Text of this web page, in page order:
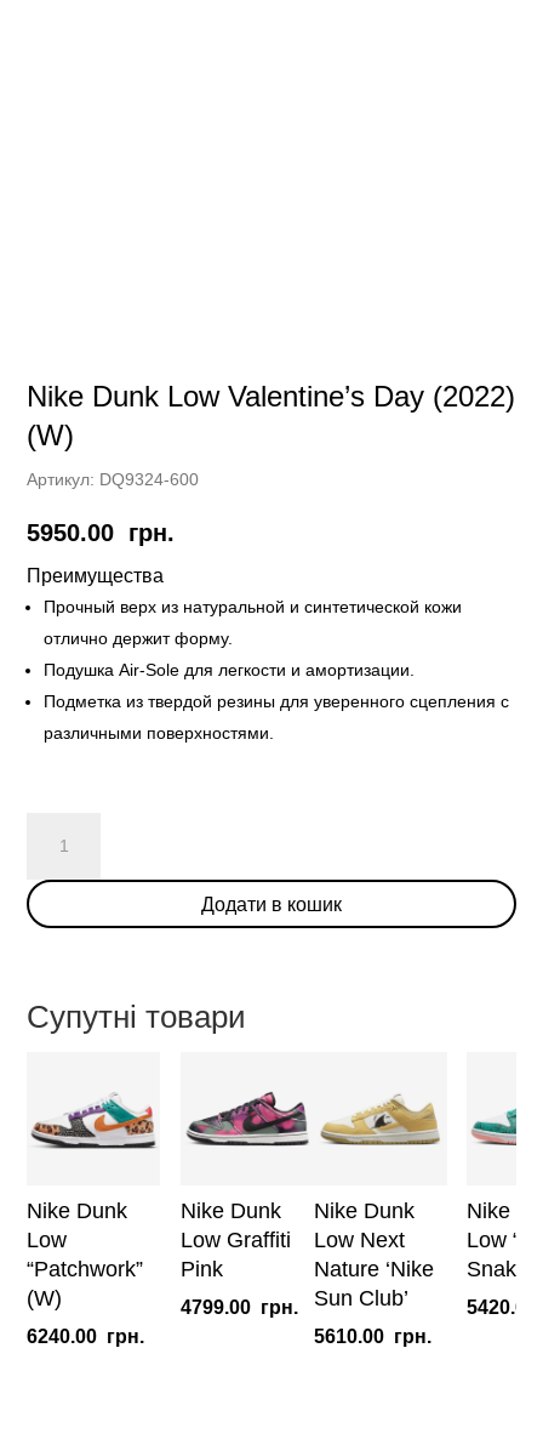
Nike Dunk Low Valentine’s Day (2022)
(W)
Артикул: DQ9324-600
5950.00 грн.
Преимущества
Прочный верх из натуральной и синтетической кожи
отлично держит форму.
Подушка Air-Sole для легкости и амортизации.
Подметка из твердой резины для уверенного сцепления с
различными поверхностями.
Dunk
Low
Valentine's
кількість
Додати в кошик
Супутні товари
Nike Dunk
Low
“Patchwork”
(W)
6240.00 грн.
Nike Dunk
Low Graffiti
Pink
4799.00 грн.
Nike Dunk
Low Next
Nature ‘Nike
Sun Club’
5610.00 грн.
Nike
Low
5420.00